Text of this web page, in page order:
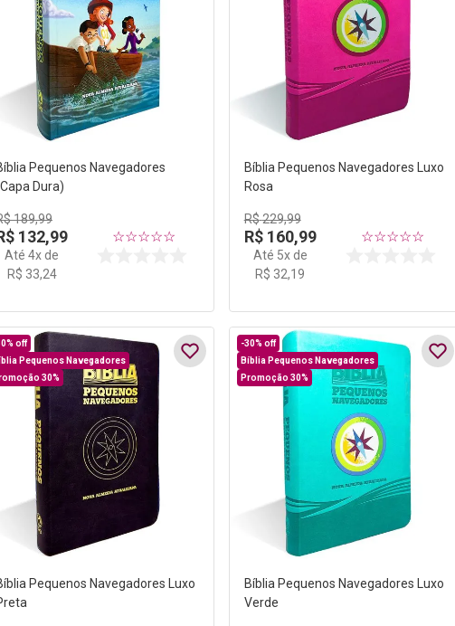
Pequenos Navegadores
Dura)
189,99
132,99
Até 4x de
R$ 33,24
☆☆☆☆☆
Bíblia Pequenos Navegadores Luxo
Rosa
R$229,99
R$ 160,99
Até 5x de
R$ 32,19
☆☆☆☆☆
off
Pequenos Navegadores
30%
Pequenos Navegadores Luxo
-30% off
Bíblia Pequenos Navegadores
Promoção 30%
Bíblia Pequenos Navegadores Luxo
Verde